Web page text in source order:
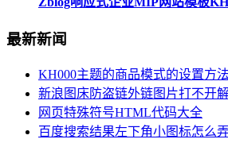
最新新闻
KH000主题的商品模式的设置方法
新浪图床防盗链外链图片打不开
网页特殊符号HTML代码大全
百度搜索结果左下角小图标怎么